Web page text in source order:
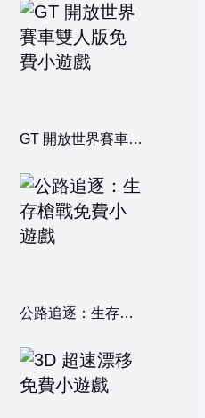
GT 開放世界賽車雙人版
公路追逐：生存槍戰